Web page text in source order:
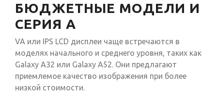
БЮДЖЕТНЫЕ МОДЕЛИ И
СЕРИЯ А
VA или IPS LCD дисплеи чаще встречаются в
моделях начального и среднего уровня, таких как
Galaxy A32 или Galaxy A52. Они предлагают
приемлемое качество изображения при более
низкой стоимости.